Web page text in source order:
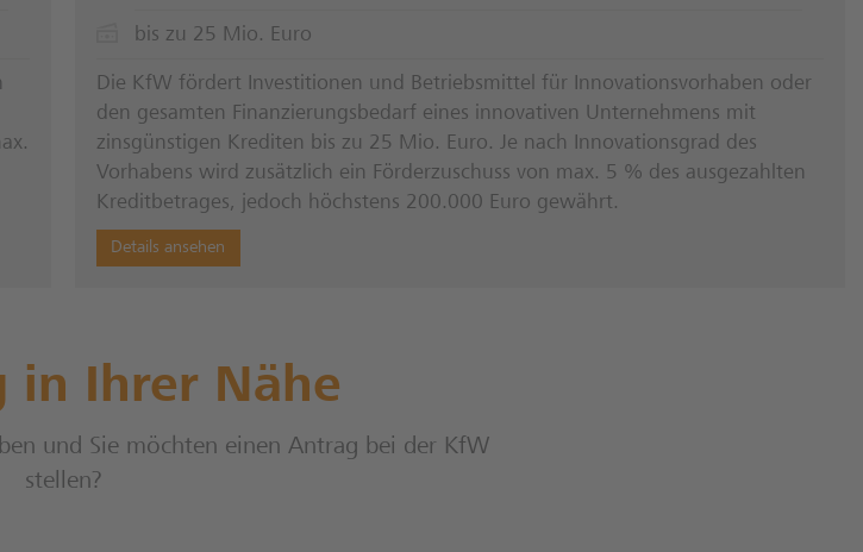
bis zu 25 Mio. Euro
Die KfW fördert Investitionen und Betriebsmittel für Innovationsvorhaben oder
den gesamten Finanzierungsbedarf eines innovativen Unternehmens mit
zinsgünstigen Krediten bis zu 25 Mio. Euro. Je nach Innovationsgrad des
Vorhabens wird zusätzlich ein Förderzuschuss von max. 5 % des ausgezahlten
Kreditbetrages, jedoch höchstens 200.000 Euro gewährt.
Details ansehen
in Ihrer Nähe
und Sie möchten einen Antrag bei der KfW
stellen?